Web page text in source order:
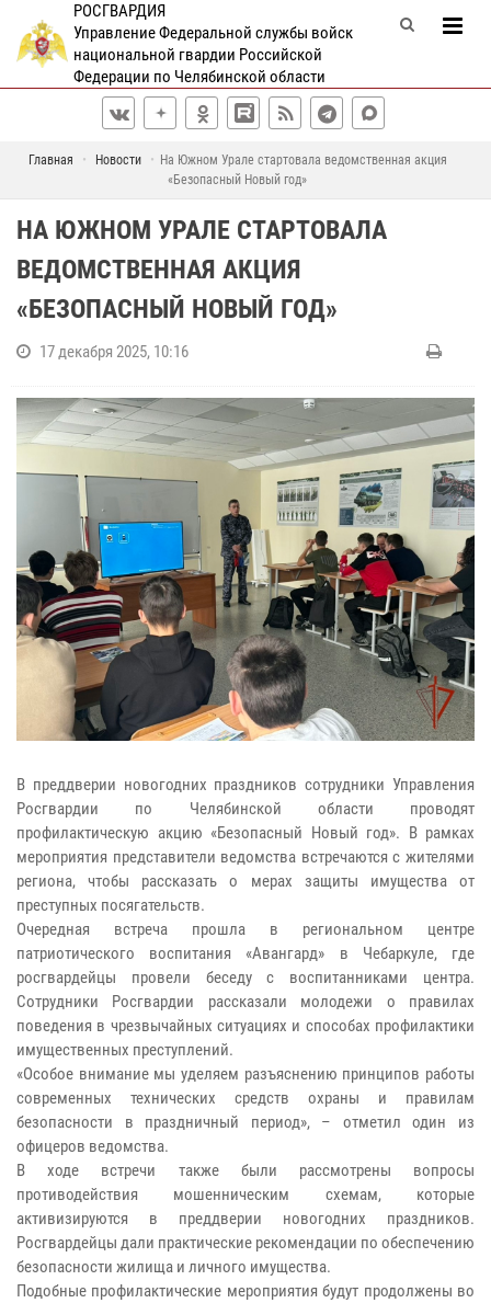
РОСГВАРДИЯ
Управление Федеральной службы войск
национальной гвардии Российской
Федерации по Челябинской области
Главная Новости
На Южном Урале стартовала ведомственная акция
«Безопасный Новый год»
НА ЮЖНОМ УРАЛЕ СТАРТОВАЛА
ВЕДОМСТВЕННАЯ АКЦИЯ
«БЕЗОПАСНЫЙ НОВЫЙ ГОД»
17 декабря 2025, 10:16
В преддверии новогодних праздников сотрудники Управления
Росгвардии по Челябинской области проводят
профилактическую акцию «Безопасный Новый год». В рамках
мероприятия представители ведомства встречаются с жителями
региона, чтобы рассказать о мерах защиты имущества от
преступных посягательств.
Очередная встреча прошла в региональном центре
патриотического воспитания «Авангард» в Чебаркуле, где
росгвардейцы провели беседу с воспитанниками центра.
Сотрудники Росгвардии рассказали молодежи о правилах
поведения в чрезвычайных ситуациях и способах профилактики
имущественных преступлений.
«Особое внимание мы уделяем разъяснению принципов работы
современных технических средств охраны и правилам
безопасности в праздничный период», – отметил один из
офицеров ведомства.
В ходе встречи также были рассмотрены вопросы
противодействия мошенническим схемам, которые
активизируются в преддверии новогодних праздников.
Росгвардейцы дали практические рекомендации по обеспечению
безопасности жилища и личного имущества.
Подобные профилактические мероприятия будут продолжены во